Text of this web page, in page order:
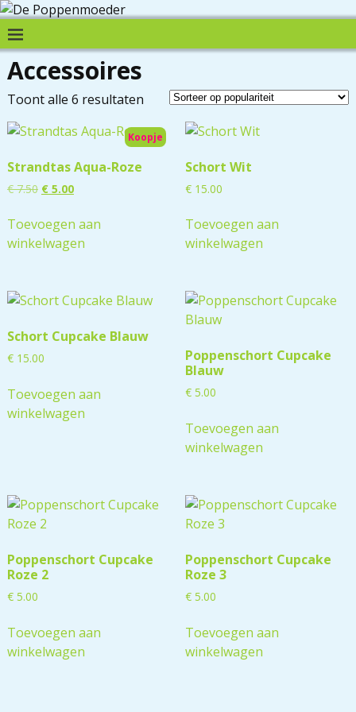
Accessoires
Toont alle 6 resultaten
Koopje
Strandtas Aqua-Roze
€7.50 €5.00
Toevoegen aan
winkelwagen
Schort Wit
€15.00
Toevoegen aan
winkelwagen
Schort Cupcake Blauw
€15.00
Toevoegen aan
winkelwagen
Poppenschort Cupcake
Blauw
€5.00
Toevoegen aan
winkelwagen
Poppenschort Cupcake
Roze 2
€5.00
Toevoegen aan
winkelwagen
Poppenschort Cupcake
Roze 3
€5.00
Toevoegen aan
winkelwagen